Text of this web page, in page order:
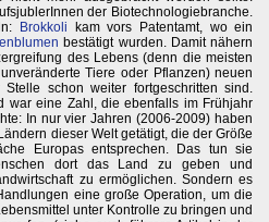
der Biotechnologiebranche.
Brokkoli kam vors Patentamt, wo ein
bestätigt wurden. Damit nähern
des Lebens (denn die meisten
Tiere oder Pflanzen) neuen
schon weiter fortgeschritten sind.
war eine Zahl, die ebenfalls im Frühjahr
In nur vier Jahren (2006-2009) haben
dieser Welt getätigt, die der Größe
Europas entsprechen. Das tun sie
dort das Land zu geben und
zu ermöglichen. Sondern es
eine große Operation, um die
unter Kontrolle zu bringen und